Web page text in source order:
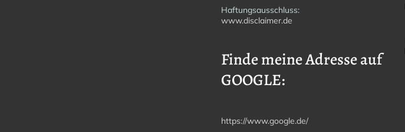
Haftungsausschluss:
www.disclaimer.de
Finde meine Adresse auf
GOOGLE:
https://www.google.de/